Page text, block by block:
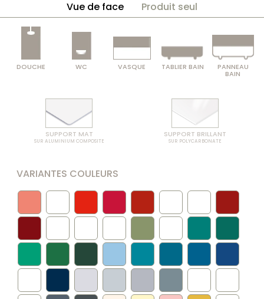
Vue de face Produit seul
DOUCHE WC VASQUE TABLIER BAIN PANNEAU
BAIN
SUPPORT MAT
SUR ALUMINIUM COMPOSITE
SUPPORT BRILLANT
SUR POLYCARBONATE
VARIANTES COULEURS